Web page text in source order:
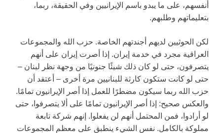
أنفسهم، على ما يبدو باسم الإيرانيين وفي الحقيقة، ربما،
بتعليماتهم وطلبهم.
لكن الحوثيين لديهم أجندتهم الخاصة. حزب الله والمجموعات
العراقية مجرد في خدمة إيران. إذا أصرت إيران على أنهم
يتصرفون، حتى لو كان ذلك شيئًا جنونيًا من وجهة نظر لبنان –
حتى لو كانت ستكون كارثة للبنانيين مرة أخرى – أعتقد أن
حزب الله ربما سيكون مضطرًا للعمل إذا أصر الإيرانيون تمامًا.
والعكس صحيح: إذا أصر الإيرانيون تمامًا على ألا يتصرفوا، حتى
لو أرادوا، فمن المحتمل أنهم لن يفعلوا. إنهم شركة تابعة
مملوكة بالكامل. نفس الشيء ينطبق على معظم المجموعات